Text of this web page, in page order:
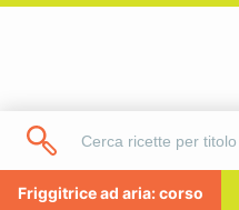
Friggitrice ad aria: corso